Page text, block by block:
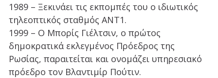
1989 – Ξεκινάει τις εκπομπές του ο ιδιωτικός
τηλεοπτικός σταθμός ΑΝΤ1.
1999 – Ο Μπορίς Γιέλτσιν, ο πρώτος
δημοκρατικά εκλεγμένος Πρόεδρος της
Ρωσίας, παραιτείται και ονομάζει υπηρεσιακό
πρόεδρο τον Βλαντιμίρ Πούτιν.